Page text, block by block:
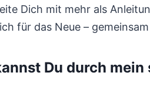
Dich mit mehr als
für das Neue –
Du durch